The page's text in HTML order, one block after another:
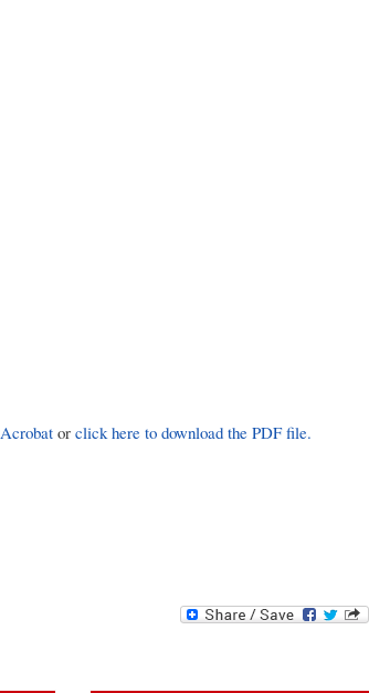
or click here to download the PDF file.